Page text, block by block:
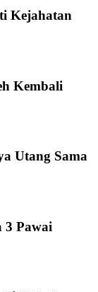
Kejahatan
Kembali
Utang Sama
3 Pawai